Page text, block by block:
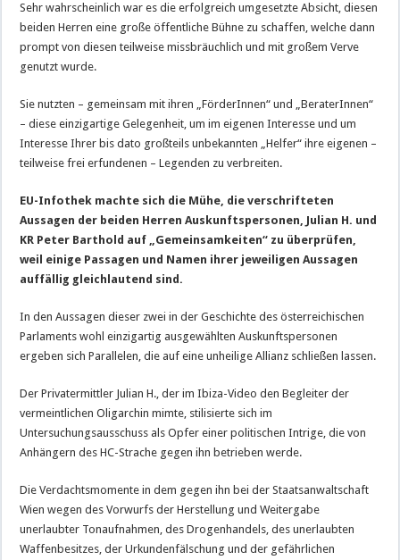
Sehr wahrscheinlich war es die erfolgreich umgesetzte Absicht, diesen
beiden Herren eine große öffentliche Bühne zu schaffen, welche dann
prompt von diesen teilweise missbräuchlich und mit großem Verve
genutzt wurde.
Sie nutzten – gemeinsam mit ihren „FörderInnen“ und „BeraterInnen“
– diese einzigartige Gelegenheit, um im eigenen Interesse und um
Interesse Ihrer bis dato großteils unbekannten „Helfer“ ihre eigenen –
teilweise frei erfundenen – Legenden zu verbreiten.
EU-Infothek machte sich die Mühe, die verschrifteten
Aussagen der beiden Herren Auskunftspersonen, Julian H. und
KR Peter Barthold auf „Gemeinsamkeiten“ zu überprüfen,
weil einige Passagen und Namen ihrer jeweiligen Aussagen
auffällig gleichlautend sind.
In den Aussagen dieser zwei in der Geschichte des österreichischen
Parlaments wohl einzigartig ausgewählten Auskunftspersonen
ergeben sich Parallelen, die auf eine unheilige Allianz schließen lassen.
Der Privatermittler Julian H., der im Ibiza-Video den Begleiter der
vermeintlichen Oligarchin mimte, stilisierte sich im
Untersuchungsausschuss als Opfer einer politischen Intrige, die von
Anhängern des HC-Strache gegen ihn betrieben werde.
Die Verdachtsmomente in dem gegen ihn bei der Staatsanwaltschaft
Wien wegen des Vorwurfs der Herstellung und Weitergabe
unerlaubter Tonaufnahmen, des Drogenhandels, des unerlaubten
Waffenbesitzes, der Urkundenfälschung und der gefährlichen